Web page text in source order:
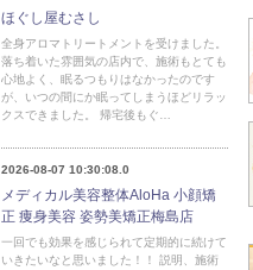
ほぐし屋むさし
全身アロマトリートメントを受けました。
落ち着いた雰囲気の店内で、施術もとても
心地よく、眠るつもりはなかったのです
が、いつの間にか眠ってしまうほどリラッ
クスできました。 帰宅後もぐ…
2026-08-07 10:30:08.0
メディカル美容整体AloHa 小顔矯
正 痩身美容 姿勢美矯正梅島店
一回でも効果を感じられて定期的に続けて
いきたいなと思いました！！ 説明、施術